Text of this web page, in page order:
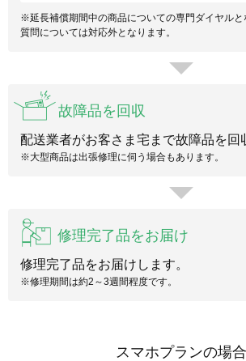
※延長補償期間中の商品についての専門ダイヤル
質問については対応外となります。
故障品を回収
配送業者がお客さま宅まで故障品を回
※大型商品は出張修理に伺う場合もあります。
修理完了品をお届け
修理完了品をお届けします。
※修理期間は約2～3週間程度です。
スマホプランの場合